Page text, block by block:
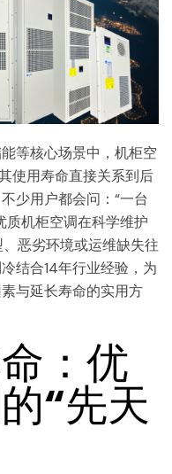
等核心场景中，机柜空
使用寿命直接关系到后
少用户都会问：“一台
质机柜空调在科学维护
恶劣环境或运维缺失往
结合14年行业经验，为
与延长寿命的实用方
：优
“先天